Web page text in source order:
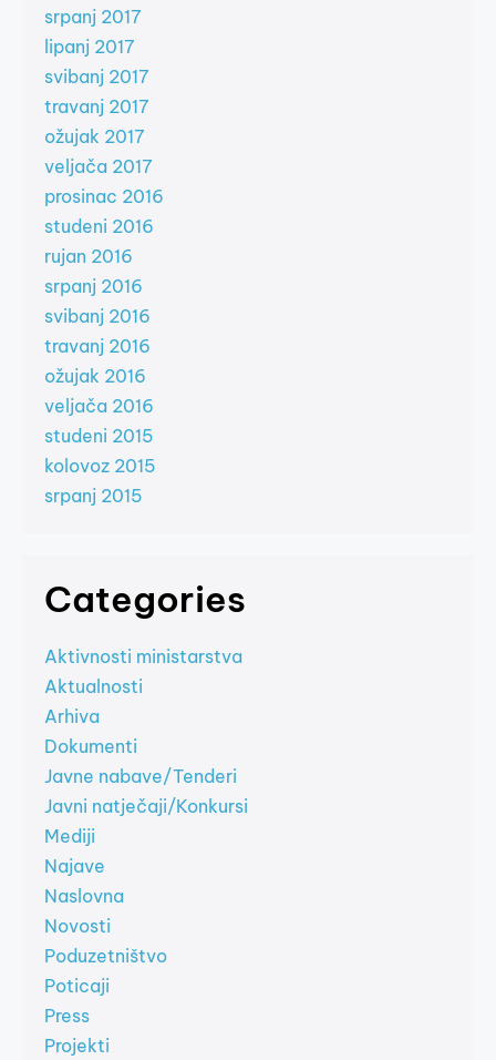
srpanj 2017
lipanj 2017
svibanj 2017
travanj 2017
ožujak 2017
veljača 2017
prosinac 2016
studeni 2016
rujan 2016
srpanj 2016
svibanj 2016
travanj 2016
ožujak 2016
veljača 2016
studeni 2015
kolovoz 2015
srpanj 2015
Categories
Aktivnosti ministarstva
Aktualnosti
Arhiva
Dokumenti
Javne nabave/Tenderi
Javni natječaji/Konkursi
Mediji
Najave
Naslovna
Novosti
Poduzetništvo
Poticaji
Press
Projekti